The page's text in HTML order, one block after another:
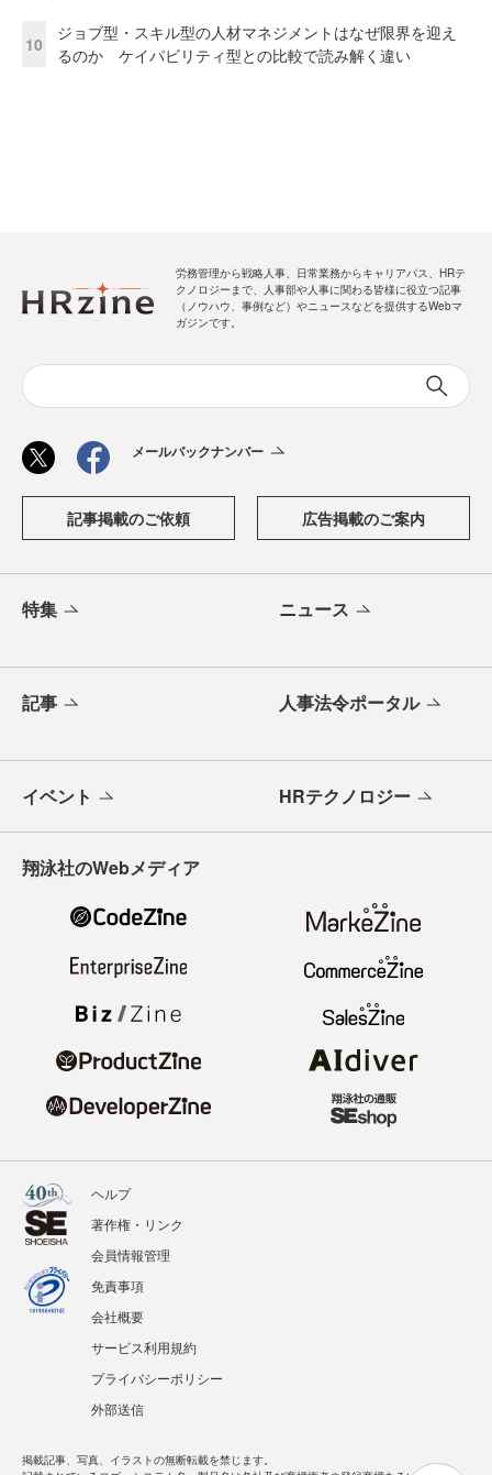
10
ジョブ型・スキル型の人材マネジメントはなぜ限界を迎え
るのか ケイパビリティ型との比較で読み解く違い
労務管理から戦略人事、日常業務からキャリアパス、HRテ
クノロジーまで、人事部や人事に関わる皆様に役立つ記事
（ノウハウ、事例など）やニュースなどを提供するWebマ
ガジンです。
メールバックナンバー
記事掲載のご依頼 広告掲載のご案内
特集 ニュース
記事 人事法令ポータル
イベント HRテクノロジー
翔泳社のWebメディア
ヘルプ
著作権・リンク
会員情報管理
免責事項
会社概要
サービス利用規約
プライバシーポリシー
外部送信
掲載記事、写真、イラストの無断転載を禁じます。